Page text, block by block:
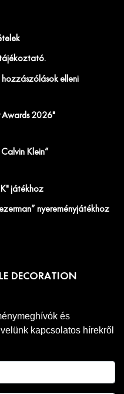
tájékoztató.
hozzászólások elleni
Awards 2026"
Klein”
játékhoz
nyereményjátékhoz
DECORATION
és
kapcsolatos hírekről